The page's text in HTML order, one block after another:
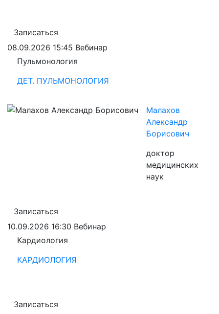
Записаться
08.09.2026 15:45 Вебинар
Пульмонология
ДЕТ. ПУЛЬМОНОЛОГИЯ
Малахов
Александр
Борисович
доктор
медицинских
наук
Записаться
10.09.2026 16:30 Вебинар
Кардиология
КАРДИОЛОГИЯ
Записаться